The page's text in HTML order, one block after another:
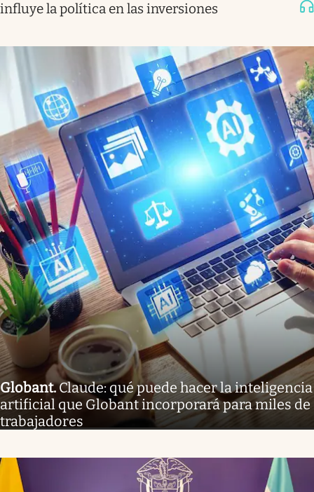
influye la política en las inversiones
Globant.Claude: qué puede hacer la inteligencia
artificial que Globant incorporará para miles de
trabajadores